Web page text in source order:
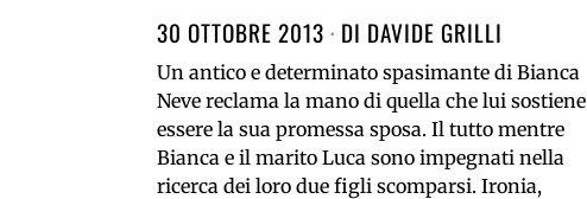
30 OTTOBRE 2013 DI DAVIDE GRILLI
Un antico e determinato spasimante di Bianca
Neve reclama la mano di quella che lui sostiene
essere la sua promessa sposa. Il tutto mentre
Bianca e il marito Luca sono impegnati nella
ricerca dei loro due figli scomparsi. Ironia,